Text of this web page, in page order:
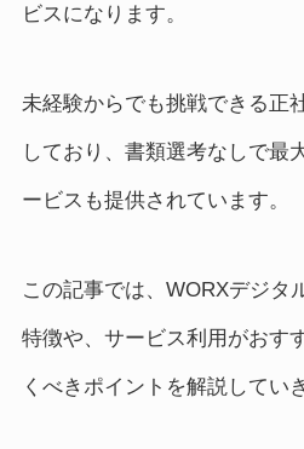
ビスになります。
未経験からでも挑戦できる正
しており、書類選考なしで最
ービスも提供されています。
この記事では、WORXデジタ
特徴や、サービス利用がおす
くべきポイントを解説してい